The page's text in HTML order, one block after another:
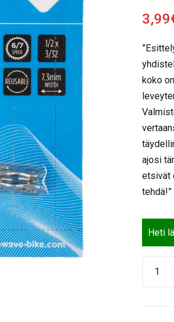
3,99
koko
ajosi
etsivät
tehdä!”
Heti
21V